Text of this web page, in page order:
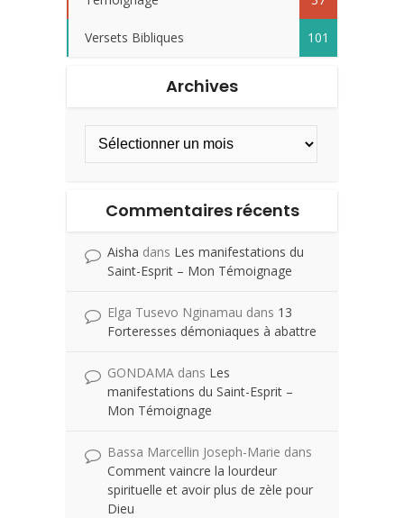
Versets Bibliques 101
Archives
Commentaires récents
Aisha dans Les manifestations du
Saint-Esprit – Mon Témoignage
Elga Tusevo Nginamau dans 13
Forteresses démoniaques à abattre
GONDAMA dans Les
manifestations du Saint-Esprit –
Mon Témoignage
Bassa Marcellin Joseph-Marie dans
Comment vaincre la lourdeur
spirituelle et avoir plus de zèle pour
Dieu